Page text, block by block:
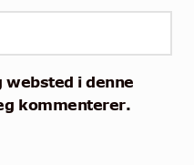
websted i denne
kommenterer.